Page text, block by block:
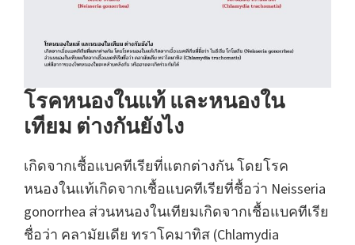
โรคหนองในแท้ และหนองใน
เทียม ต่างกันยังไง
เกิดจากเชื้อแบคทีเรียที่แตกต่างกัน โดยโรค
หนองในแท้เกิดจากเชื้อแบคทีเรียที่ชื้อว่า Neisseria
gonorrhea ส่วนหนองในเทียมเกิดจากเชื้อแบคทีเรีย
ชื่อว่า คลามัยเดีย ทราโคมาทิส (Chlamydia